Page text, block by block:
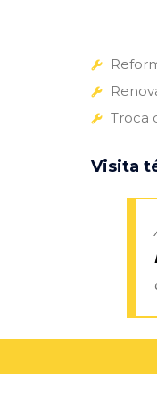
Troca
Visita